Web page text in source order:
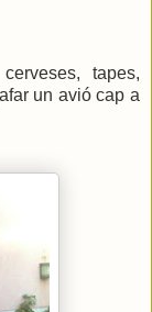
tapes,
un avió cap a